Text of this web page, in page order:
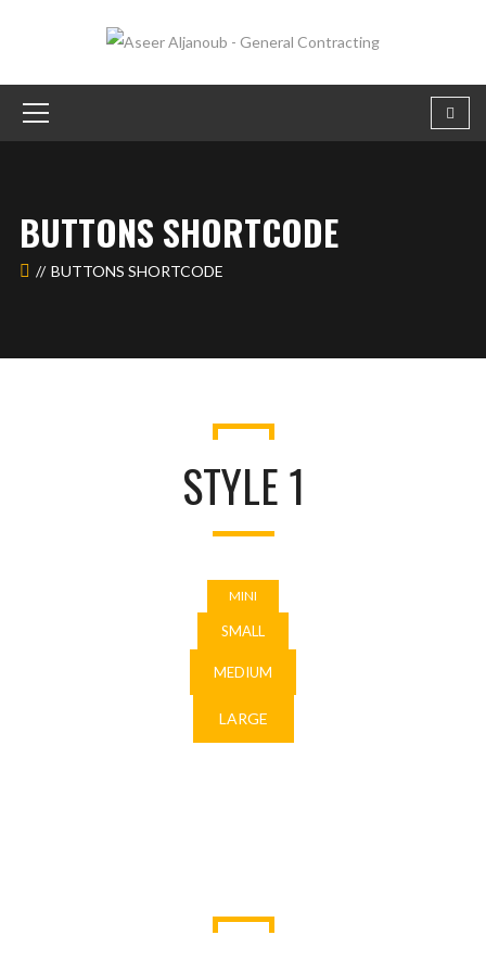
BUTTONS SHORTCODE
BUTTONS SHORTCODE
STYLE 1
MINI
SMALL
MEDIUM
LARGE